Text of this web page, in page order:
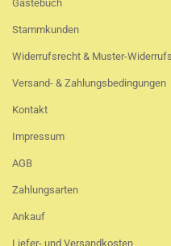
Gästebuch
Stammkunden
Widerrufsrecht & Muster-
Versand- & Zahlungsbedingungen
Kontakt
Impressum
AGB
Zahlungsarten
Ankauf
Liefer- und Versandkosten